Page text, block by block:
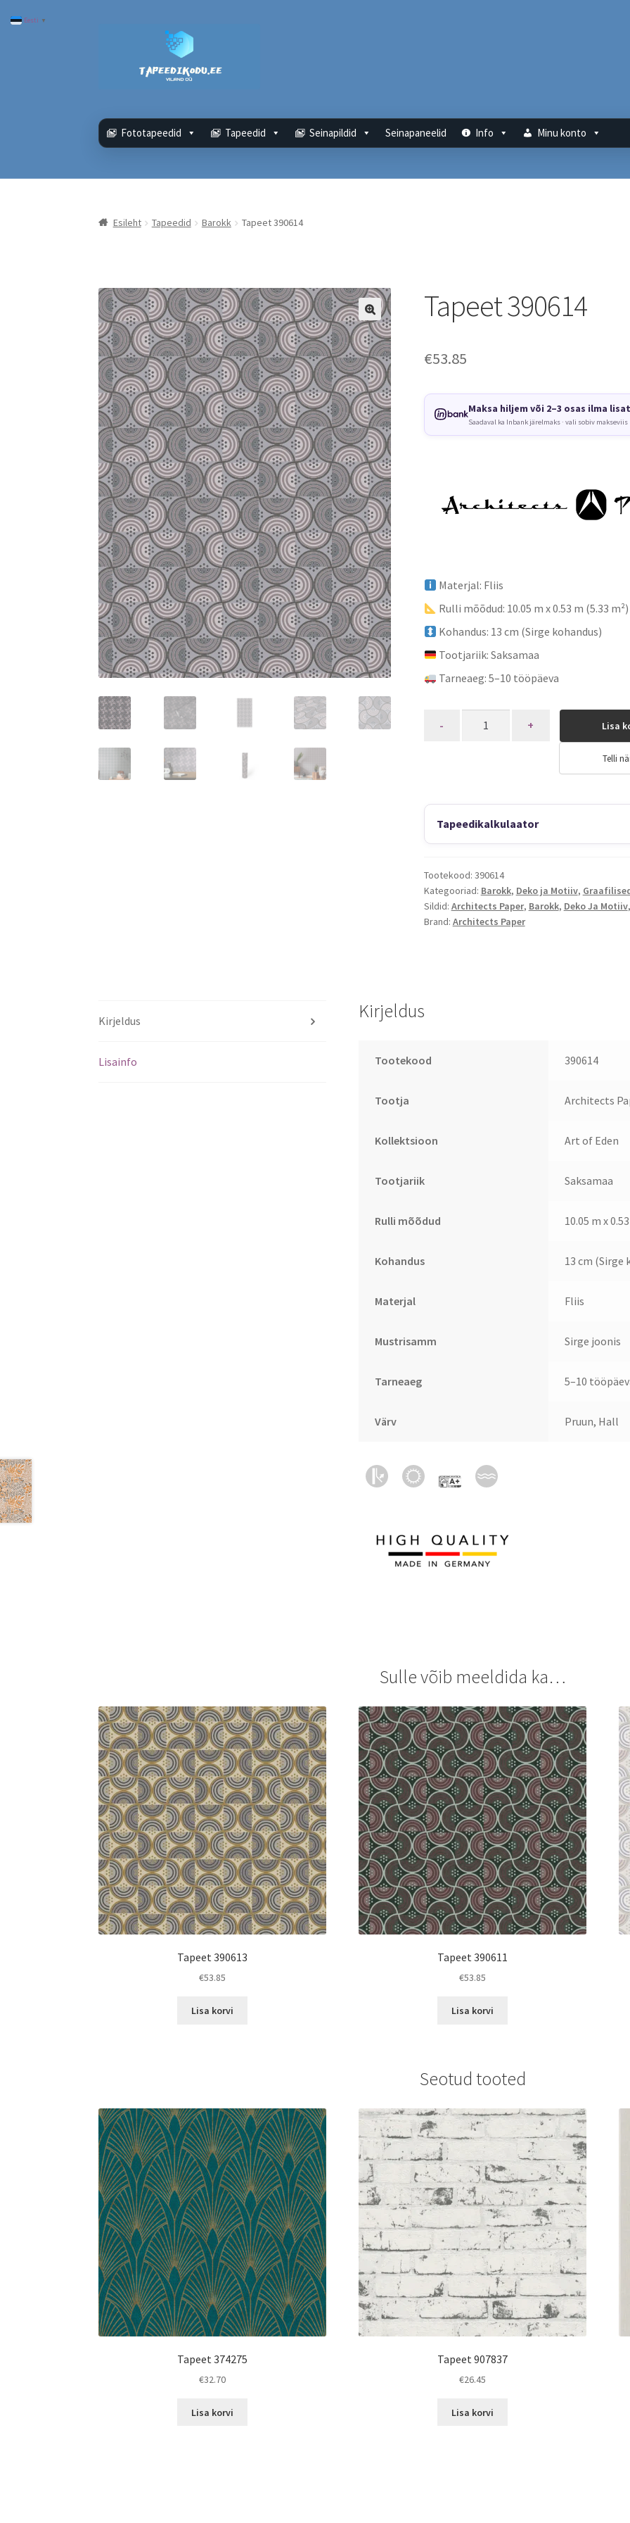
navigeerimisele
Fototapeedid Tapeedid Seinapildid Seinapaneelid Info Minu konto
Esileht Tapeedid Barokk Tapeet 390614
Tapeet 390614
€53.85
Maksa hiljem või 2–3 osas ilma
Saadaval ka Inbank järelmaks · vali sobiv makseviis
Materjal: Fliis
Rulli mõõdud: 10.05 m x 0.53 m (5.33 m²)
Kohandus: 13 cm (Sirge kohandus)
Tootjariik: Saksamaa
Tarneaeg: 5–10 tööpäeva
Lisa
Telli
Tapeedikalkulaator
Tootekood: 390614
Kategooriad: Barokk, Deko ja Motiiv,
Sildid: Architects Paper, Barokk, Deko Ja Motiiv
Brand: Architects Paper
Kirjeldus
Lisainfo
Kirjeldus
Tootekood 390614
Tootja Architects
Kollektsioon Art of Eden
Tootjariik Saksamaa
Rulli mõõdud 10.05 m x
Kohandus 13 cm (Sirge
Materjal Fliis
Mustrisamm Sirge joonis
Tarneaeg 5–10
Värv Pruun, Hall
Sulle võib meeldida ka…
Tapeet 390613
€53.85
Lisa korvi
Tapeet 390611
€53.85
Lisa korvi
Seotud tooted
Tapeet 374275
€32.70
Lisa korvi
Tapeet 907837
€26.45
Lisa korvi
Eesti ▼